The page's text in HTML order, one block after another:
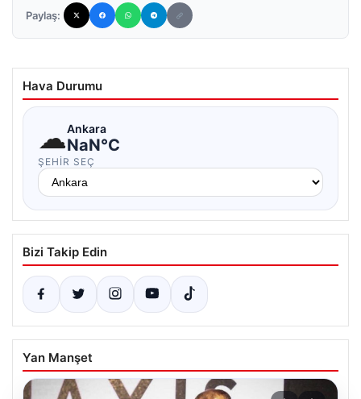
Paylaş:
Hava Durumu
☁Ankara
NaN°C
ŞEHIR SEÇ
Bizi Takip Edin
Yan Manşet